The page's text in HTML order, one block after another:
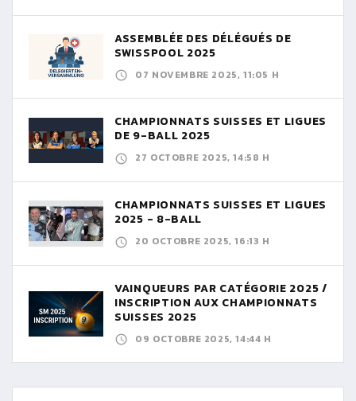
ASSEMBLÉE DES DÉLÉGUÉS DE
SWISSPOOL 2025
07 NOVEMBRE 2025, 11:05 H
CHAMPIONNATS SUISSES ET LIGUES
DE 9-BALL 2025
27 OCTOBRE 2025, 14:58 H
CHAMPIONNATS SUISSES ET LIGUES
2025 - 8-BALL
20 OCTOBRE 2025, 16:13 H
VAINQUEURS PAR CATÉGORIE 2025 /
INSCRIPTION AUX CHAMPIONNATS
SUISSES 2025
09 OCTOBRE 2025, 14:44 H